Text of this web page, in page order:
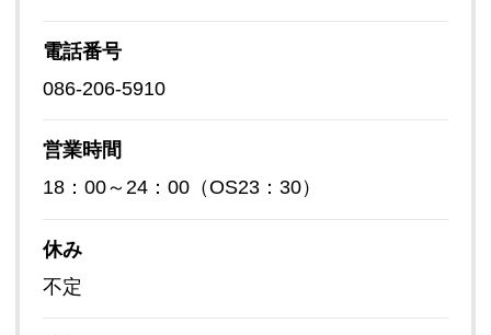
電話番号
086-206-5910
営業時間
18：00～24：00（OS23：30）
休み
不定